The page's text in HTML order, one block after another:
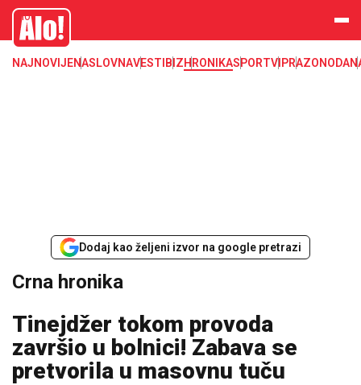
Crna hronika, smrt, ubistvo, likvidacija, krađa, pljačka, hapšenje, policija,
poginuli, zaplena, carina
Alo
NAJNOVIJENASLOVNAVESTI BIZHRONIKASPORTVIPRAZONODA
Dodaj kao željeni izvor na google pretrazi
Crna hronika
Tinejdžer tokom provoda
završio u bolnici! Zabava se
pretvorila u masovnu tuču